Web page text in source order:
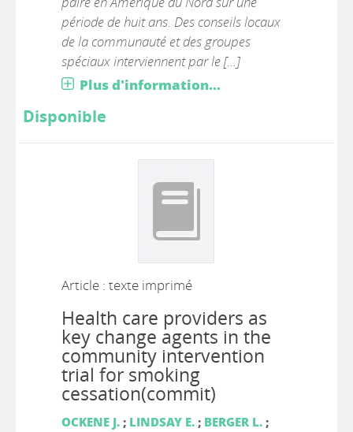
période de huit ans. Des conseils locaux
de la communauté et des groupes
spéciaux interviennent par le [...]
Plus d'information...
Disponible
Article : texte imprimé
Health care providers as
key change agents in the
community intervention
trial for smoking
cessation(commit)
OCKENE J.; LINDSAY E.; BERGER L.;